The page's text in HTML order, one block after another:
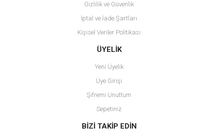
Gönder
Gizlilik ve Güvenlik
İptal ve İade Şartları
Kişisel Veriler Politikası
ÜYELİK
Yeni Üyelik
Üye Girişi
Şifremi Unuttum
Sepetiniz
BİZİ TAKİP EDİN